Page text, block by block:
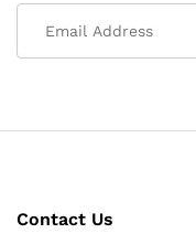
Contact Us